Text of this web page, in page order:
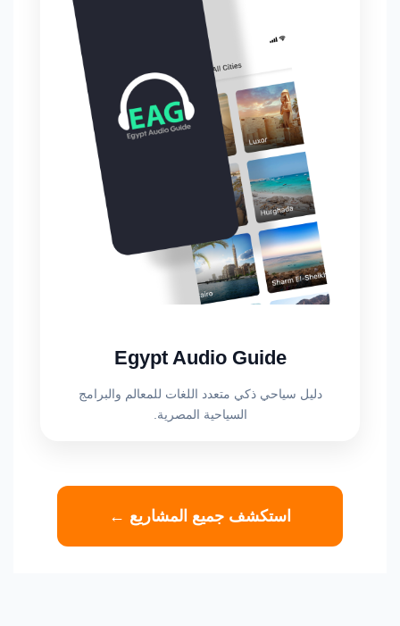
Egypt Audio Guide
دليل سياحي ذكي متعدد اللغات للمعالم والبرامج
السياحية المصرية.
استكشف جميع المشاريع ←